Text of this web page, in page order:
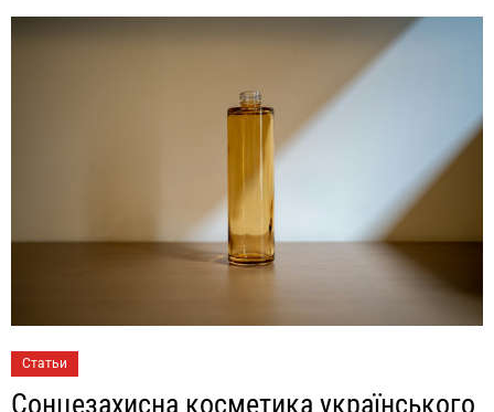
Статьи
Сонцезахисна косметика українського